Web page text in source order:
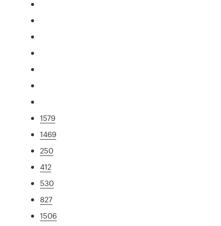
1579
1469
250
412
530
827
1506